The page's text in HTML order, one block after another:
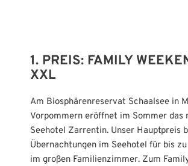
1. PREIS: FAMILY
XXL
Am Biosphärenreservat Schaalsee in
Vorpommern eröffnet im Sommer das
Seehotel Zarrentin. Unser Hauptpreis
Übernachtungen im Seehotel für bis
im großen Familienzimmer. Zum